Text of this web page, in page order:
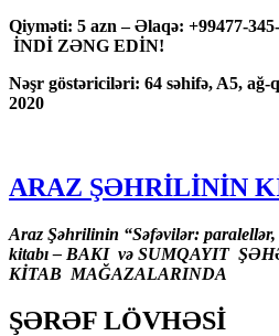
Qiyməti: 5 azn – Əlaqə: +99477-
İNDİ ZƏNG EDİN!
Nəşr göstəriciləri: 64 səhifə, A5,
2020
ARAZ ŞƏHRİLİNİN
Araz Şəhrilinin “Səfəvilər:
kitabı – BAKI və SUMQAYIT
KİTAB MAĞAZALARINDA
ŞƏRƏF LÖVHƏSİ